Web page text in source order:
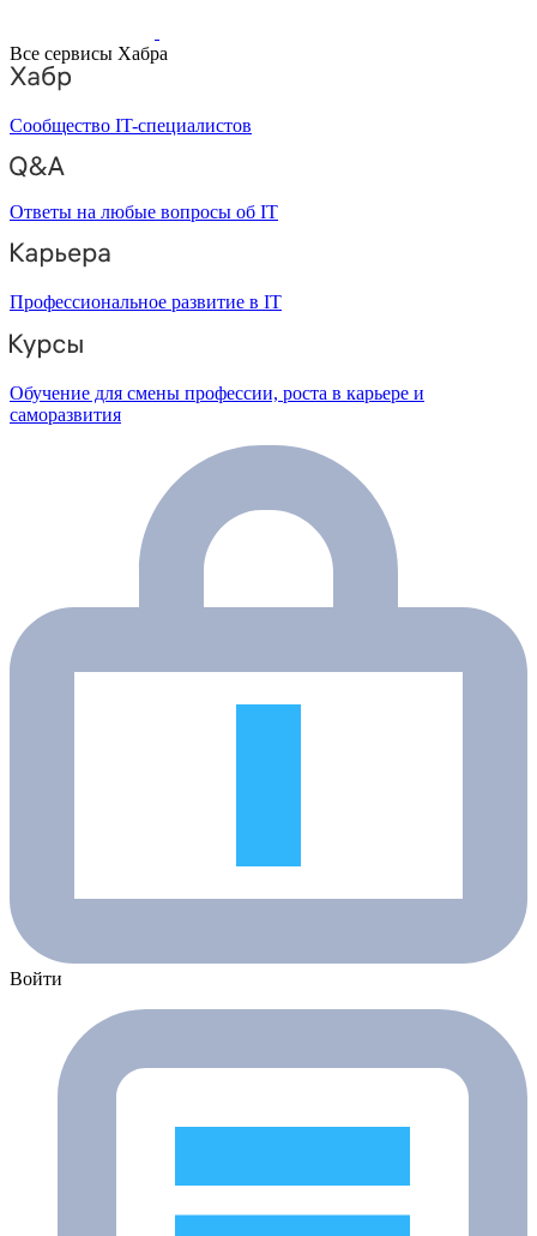
Все сервисы Хабра
Сообщество IT-специалистов
Ответы на любые вопросы об IT
Профессиональное развитие в IT
Обучение для смены профессии, роста в карьере и
саморазвития
Войти